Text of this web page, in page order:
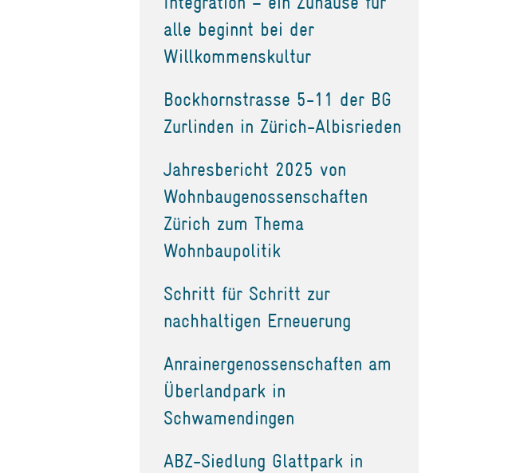
alle beginnt bei der
Willkommenskultur
Bockhornstrasse 5-11 der BG
Zurlinden in Zürich-Albisrieden
Jahresbericht 2025 von
Wohnbaugenossenschaften
Zürich zum Thema
Wohnbaupolitik
Schritt für Schritt zur
nachhaltigen Erneuerung
Anrainergenossenschaften am
Überlandpark in
Schwamendingen
ABZ-Siedlung Glattpark in